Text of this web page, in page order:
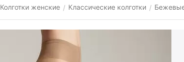
Колготки женские / Классические колготки /